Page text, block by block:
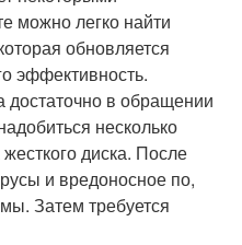
можно легко найти
обновляется
эффективность.
достаточно в обращении
несколько
диска. После
и вредоносное по,
Затем требуется